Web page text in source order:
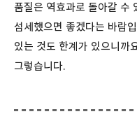
품질은 역효과로 돌아갈 수
섬세했으면 좋겠다는 바람
있는 것도 한계가 있으니까
그렇습니다.